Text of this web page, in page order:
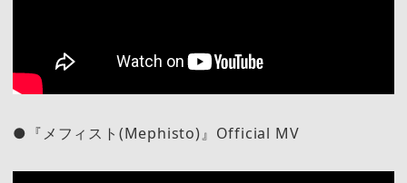
●『メフィスト(Mephisto)』Official MV